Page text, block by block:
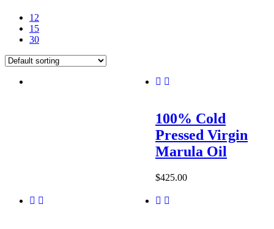
12
15
30
100% Cold
Pressed Virgin
Marula Oil
$425.00